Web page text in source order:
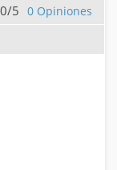
0/5 0 Opiniones